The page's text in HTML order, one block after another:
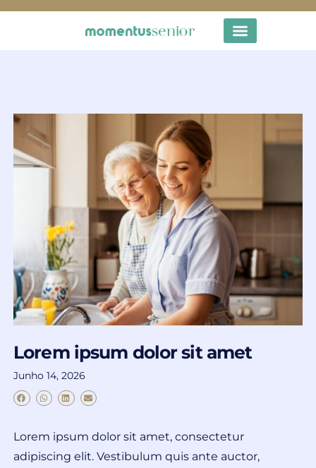
Lorem ipsum dolor sit amet
Junho 14, 2026
Lorem ipsum dolor sit amet, consectetur
adipiscing elit. Vestibulum quis ante auctor,